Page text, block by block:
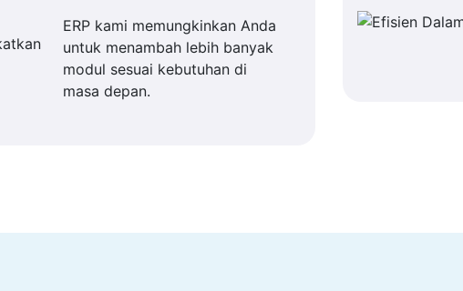
ERP kami memungkinkan Anda
untuk menambah lebih banyak
modul sesuai kebutuhan di
masa depan.